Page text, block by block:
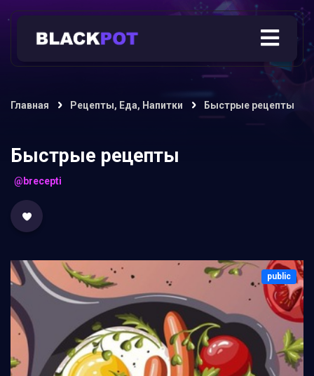
Главная Рецепты, Еда, Напитки Быстрые рецепты
Быстрые рецепты
@brecepti
public